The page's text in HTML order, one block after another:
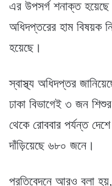
এর উপসর্গ শনাক্ত
অধিদপ্তরের হাম বিষয়ক
হয়েছে।
স্বাস্থ্য অধিদপ্তর
ঢাকা বিভাগেই ৩ জন
থেকে রোববার পর্যন্ত
দাঁড়িয়েছে ৬৮০ জনে।
প্রতিবেদনে আরও বলা